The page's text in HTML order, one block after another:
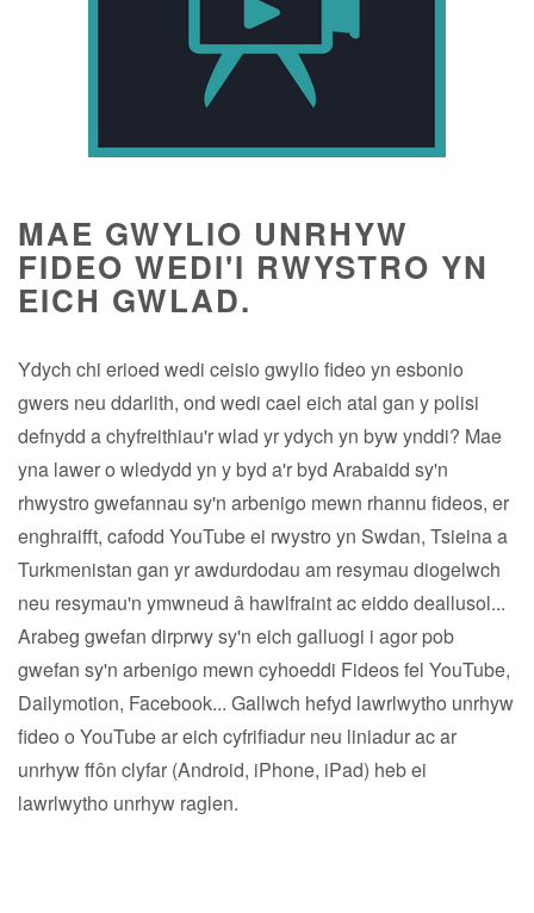
MAE GWYLIO UNRHYW
FIDEO WEDI'I RWYSTRO YN
EICH GWLAD.
Ydych chi erioed wedi ceisio gwylio fideo yn esbonio
gwers neu ddarlith, ond wedi cael eich atal gan y polisi
defnydd a chyfreithiau'r wlad yr ydych yn byw ynddi? Mae
yna lawer o wledydd yn y byd a'r byd Arabaidd sy'n
rhwystro gwefannau sy'n arbenigo mewn rhannu fideos, er
enghraifft, cafodd YouTube ei rwystro yn Swdan, Tsieina a
Turkmenistan gan yr awdurdodau am resymau diogelwch
neu resymau'n ymwneud â hawlfraint ac eiddo deallusol...
Arabeg gwefan dirprwy sy'n eich galluogi i agor pob
gwefan sy'n arbenigo mewn cyhoeddi Fideos fel YouTube,
Dailymotion, Facebook... Gallwch hefyd lawrlwytho unrhyw
fideo o YouTube ar eich cyfrifiadur neu liniadur ac ar
unrhyw ffôn clyfar (Android, iPhone, iPad) heb ei
lawrlwytho unrhyw raglen.